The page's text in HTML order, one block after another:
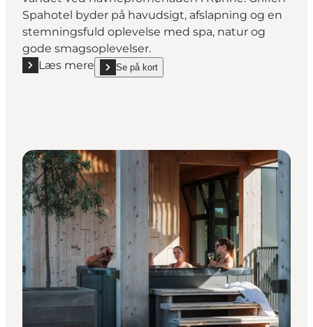
Spahotel byder på havudsigt, afslapning og en
stemningsfuld oplevelse med spa, natur og
gode smagsoplevelser.
Læs mere
Læs mere "Griffen Spahotel"
Se på kort
show Griffen Spahotel on_map